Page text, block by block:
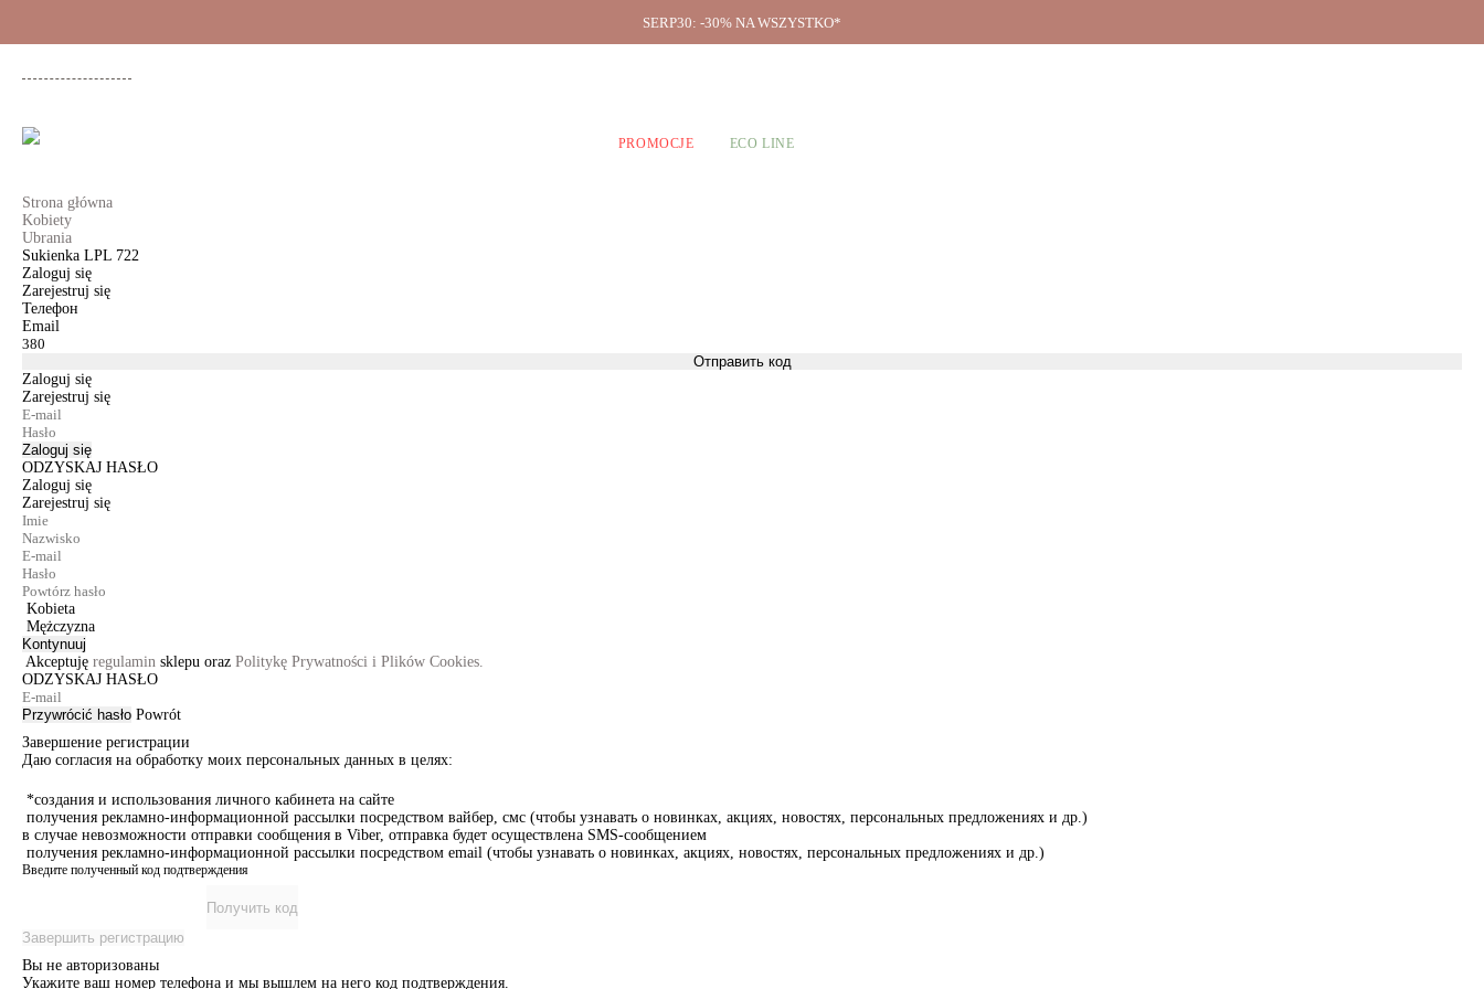
SERP30: -30% NA WSZYSTKO*
PROMOCJE ECO LINE
Strona główna
Kobiety
Ubrania
Sukienka LPL 722
Zaloguj się
Zarejestruj się
Телефон
Email
Отправить код
Zaloguj się
Zarejestruj się
Zaloguj się
ODZYSKAJ HASŁO
Zaloguj się
Zarejestruj się
Kobieta
Mężczyzna
Kontynuuj
Akceptuję regulamin sklepu oraz Politykę Prywatności i Plików Cookies.
ODZYSKAJ HASŁO
Przywrócić hasło Powrót
Завершение регистрации
Даю согласия на обработку моих персональных данных в целях:
*создания и использования личного кабинета на сайте
получения рекламно-информационной рассылки посредством вайбер, смс (чтобы узнавать о новинках, акциях, новостях, персональных предложениях и др.)
в случае невозможности отправки сообщения в Viber, отправка будет осуществлена SMS-сообщением
получения рекламно-информационной рассылки посредством email (чтобы узнавать о новинках, акциях, новостях, персональных предложениях и др.)
Введите полученный код подтверждения
Получить код
Завершить регистрацию
Вы не авторизованы
Укажите ваш номер телефона и мы вышлем на него код подтверждения.